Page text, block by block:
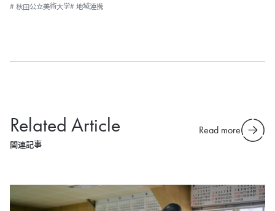
# 秋田公立美術大学# 地域連携
Related Article
関連記事
Read more